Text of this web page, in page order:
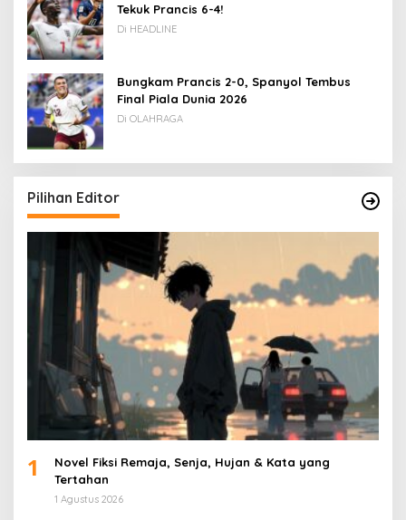
Tekuk Prancis 6-4!
Di HEADLINE
Bungkam Prancis 2-0, Spanyol Tembus
Final Piala Dunia 2026
Di OLAHRAGA
Pilihan Editor
1
Novel Fiksi Remaja, Senja, Hujan & Kata yang
Tertahan
1 Agustus 2026